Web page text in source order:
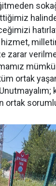
hizmet,
zarar
ortak
ortak